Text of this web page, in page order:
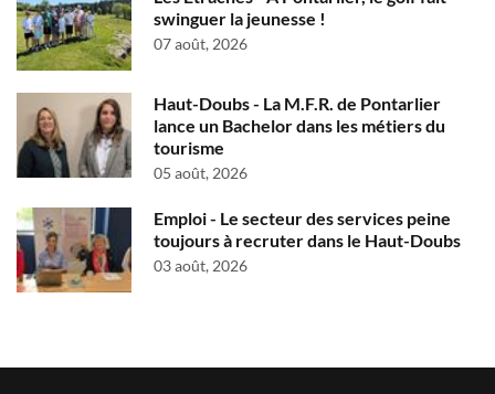
swinguer la jeunesse !
07 août, 2026
Haut-Doubs - La M.F.R. de Pontarlier
lance un Bachelor dans les métiers du
tourisme
05 août, 2026
Emploi - Le secteur des services peine
toujours à recruter dans le Haut-Doubs
03 août, 2026